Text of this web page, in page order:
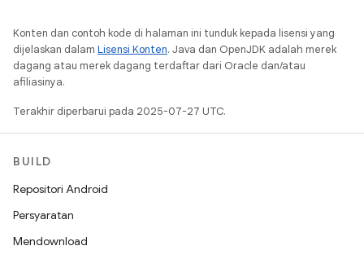
Konten dan contoh kode di halaman ini tunduk kepada lisensi yang
dijelaskan dalam Lisensi Konten. Java dan OpenJDK adalah merek
dagang atau merek dagang terdaftar dari Oracle dan/atau
afiliasinya.
Terakhir diperbarui pada 2025-07-27 UTC.
BUILD
Repositori Android
Persyaratan
Mendownload